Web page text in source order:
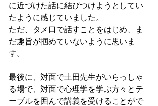
に近づけた話に結びつけようとしてい
たように感じていました。
ただ、タメ口で話すことをはじめ、ま
だ趣旨が掴めていないように思いま
す。
最後に、対面で土田先生がいらっしゃ
る場で、対面で心理学を学ぶ方々とテ
ーブルを囲んで講義を受けることがで